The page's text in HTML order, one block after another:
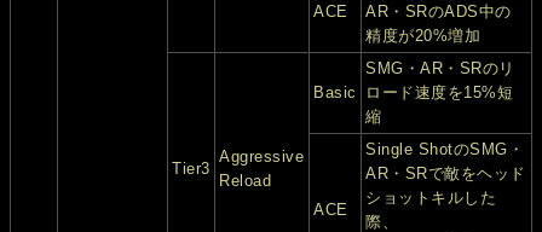
ACE
AR・SRのADS中の
精度が20%増加
Tier3
Aggressive
Reload
Basic
SMG・AR・SRのリ
ロード速度を15%短
縮
ACE
Single ShotのSMG・
AR・SRで敵をヘッド
ショットキルした
際、